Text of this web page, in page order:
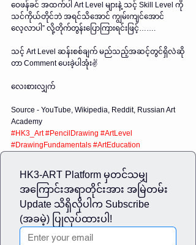
ဝေဖန်ခင် အထက်ပါ Art Level များနဲ့ သင့် Skill Level ကို
သင်ကိုယ်တိုင်ဘဲ အရင်သိအောင် ကျွမ်းကျင်အောင်
လေ့လာပါ” လို့တိုက်တွန်းပြောကြားရင်းဖြင့်…….
သင့် Art Level ဆန်းစစ်ချက် မည်သည့်အဆင့်တွင်ရှိလဲဆို
တာ Comment ပေးခဲ့ပါအုံး✌️
လေးစားလျှက်
Source - YouTube, Wikipedia, Reddit, Russian Art
Academy
#HK3_Art #PencilDrawing #ArtLevel
#DrawingFundamentals #ArtEducation
HK3-ART Platform မှတင်သမျှ
Update သိရှိလိုပါက Subscribe
(အခမဲ့) ပြုလုပ်ထားပါ!